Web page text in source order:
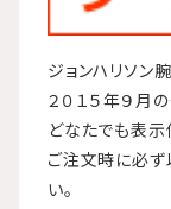
ジョンハリソン
２０１５年９月
どなたでも表示
ご注文時に必ず
い。